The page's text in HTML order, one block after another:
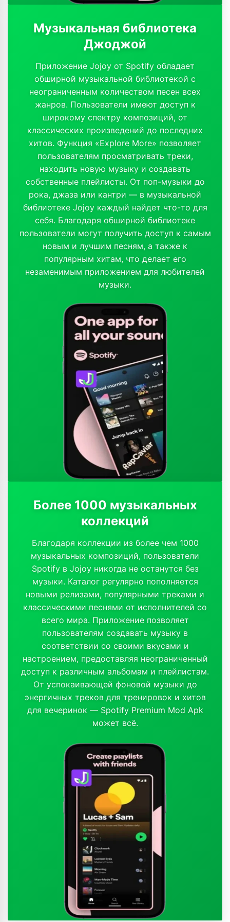
Музыкальная библиотека
Джоджой
Приложение Jojoy от Spotify обладает
обширной музыкальной библиотекой с
неограниченным количеством песен всех
жанров. Пользователи имеют доступ к
широкому спектру композиций, от
классических произведений до последних
хитов. Функция «Explore More» позволяет
пользователям просматривать треки,
находить новую музыку и создавать
собственные плейлисты. От поп-музыки до
рока, джаза или кантри — в музыкальной
библиотеке Jojoy каждый найдет что-то для
себя. Благодаря обширной библиотеке
пользователи могут получить доступ к самым
новым и лучшим песням, а также к
популярным хитам, что делает его
незаменимым приложением для любителей
музыки.
Более 1000 музыкальных
коллекций
Благодаря коллекции из более чем 1000
музыкальных композиций, пользователи
Spotify в Jojoy никогда не останутся без
музыки. Каталог регулярно пополняется
новыми релизами, популярными треками и
классическими песнями от исполнителей со
всего мира. Приложение позволяет
пользователям создавать музыку в
соответствии со своими вкусами и
настроением, предоставляя неограниченный
доступ к различным альбомам и плейлистам.
От успокаивающей фоновой музыки до
энергичных треков для тренировок и хитов
для вечеринок — Spotify Premium Mod Apk
может всё.